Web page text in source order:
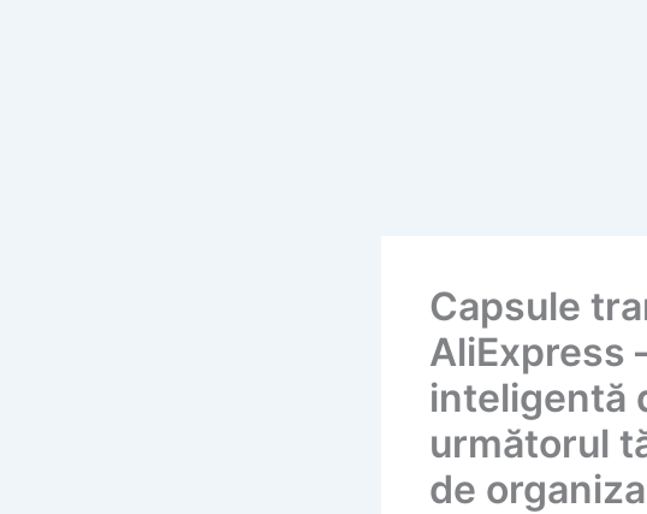
Capsule
AliExpress
inteligentă
următorul
de